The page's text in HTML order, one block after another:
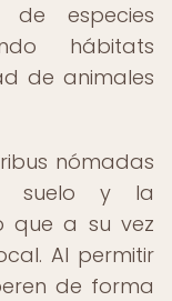
de especies
hábitats
de animales
nómadas
suelo y la
que a su vez
Al permitir
de forma